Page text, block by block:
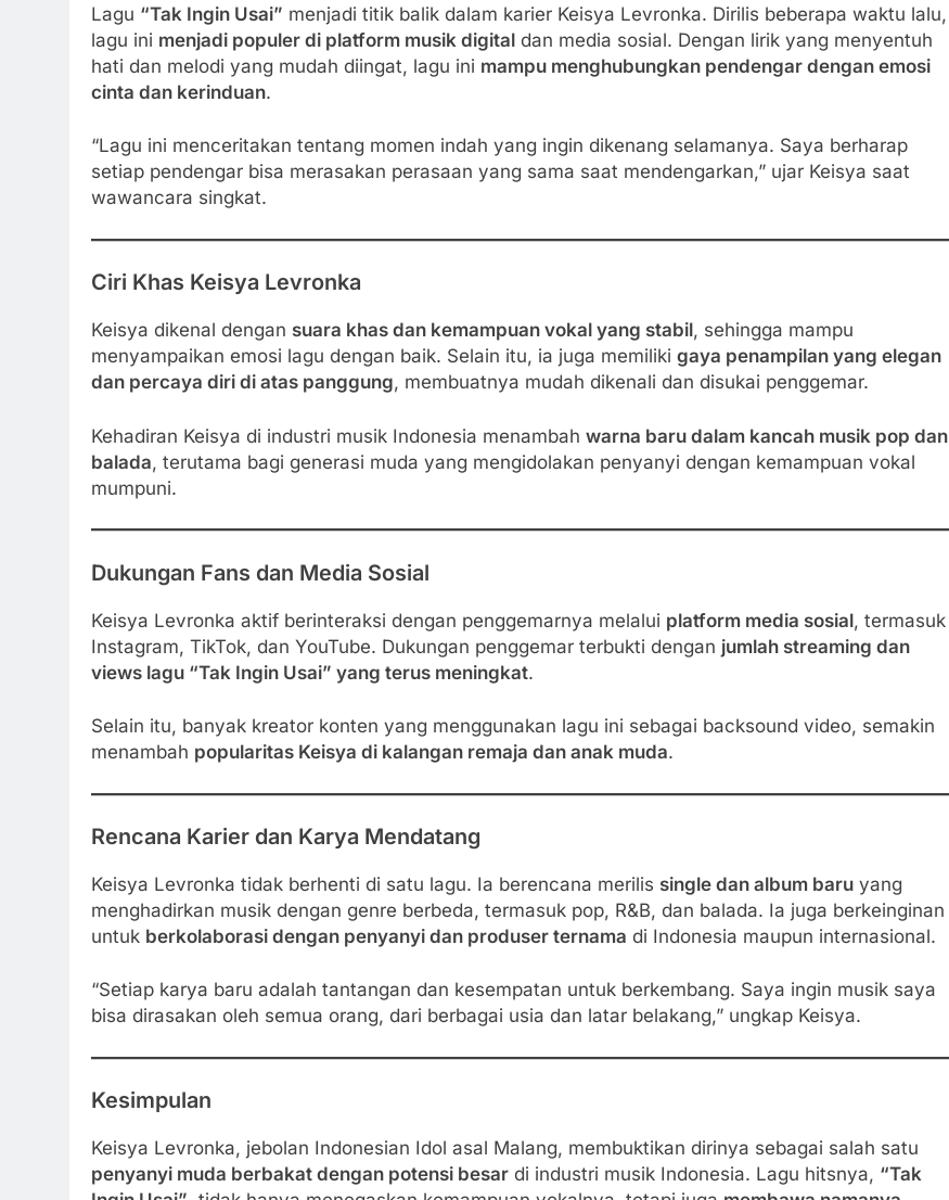
Lagu “Tak Ingin Usai” menjadi titik balik dalam karier Keisya Levronka. Dirilis beberapa waktu lalu,
lagu ini menjadi populer di platform musik digital dan media sosial. Dengan lirik yang menyentuh
hati dan melodi yang mudah diingat, lagu ini mampu menghubungkan pendengar dengan emosi
cinta dan kerinduan.
“Lagu ini menceritakan tentang momen indah yang ingin dikenang selamanya. Saya berharap
setiap pendengar bisa merasakan perasaan yang sama saat mendengarkan,” ujar Keisya saat
wawancara singkat.
Ciri Khas Keisya Levronka
Keisya dikenal dengan suara khas dan kemampuan vokal yang stabil, sehingga mampu
menyampaikan emosi lagu dengan baik. Selain itu, ia juga memiliki gaya penampilan yang elegan
dan percaya diri di atas panggung, membuatnya mudah dikenali dan disukai penggemar.
Kehadiran Keisya di industri musik Indonesia menambah warna baru dalam kancah musik pop dan
balada, terutama bagi generasi muda yang mengidolakan penyanyi dengan kemampuan vokal
mumpuni.
Dukungan Fans dan Media Sosial
Keisya Levronka aktif berinteraksi dengan penggemarnya melalui platform media sosial, termasuk
Instagram, TikTok, dan YouTube. Dukungan penggemar terbukti dengan jumlah streaming dan
views lagu “Tak Ingin Usai” yang terus meningkat.
Selain itu, banyak kreator konten yang menggunakan lagu ini sebagai backsound video, semakin
menambah popularitas Keisya di kalangan remaja dan anak muda.
Rencana Karier dan Karya Mendatang
Keisya Levronka tidak berhenti di satu lagu. Ia berencana merilis single dan album baru yang
menghadirkan musik dengan genre berbeda, termasuk pop, R&B, dan balada. Ia juga berkeinginan
untuk berkolaborasi dengan penyanyi dan produser ternama di Indonesia maupun internasional.
“Setiap karya baru adalah tantangan dan kesempatan untuk berkembang. Saya ingin musik saya
bisa dirasakan oleh semua orang, dari berbagai usia dan latar belakang,” ungkap Keisya.
Kesimpulan
Keisya Levronka, jebolan Indonesian Idol asal Malang, membuktikan dirinya sebagai salah satu
penyanyi muda berbakat dengan potensi besar di industri musik Indonesia. Lagu hitsnya, “Tak